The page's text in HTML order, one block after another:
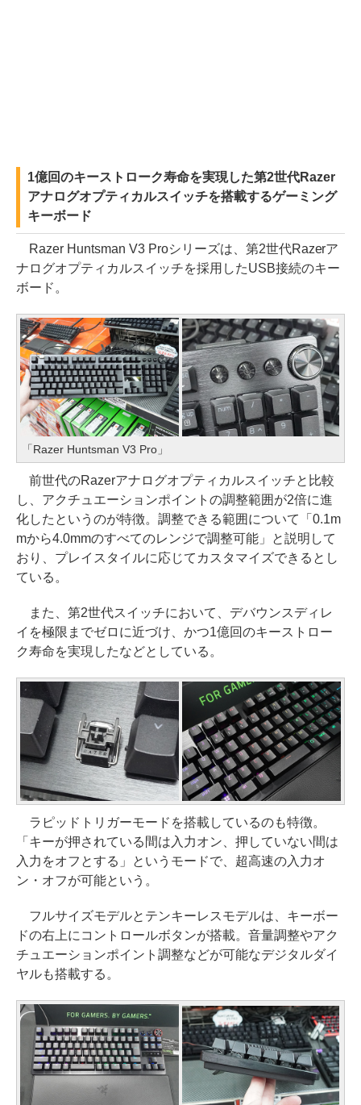
1億回のキーストローク寿命を実現した第2世代Razer
アナログオプティカルスイッチを搭載するゲーミング
キーボード
Razer Huntsman V3 Proシリーズは、第2世代Razerア
ナログオプティカルスイッチを採用したUSB接続のキー
ボード。
「Razer Huntsman V3 Pro」
前世代のRazerアナログオプティカルスイッチと比較
し、アクチュエーションポイントの調整範囲が2倍に進
化したというのが特徴。調整できる範囲について「0.1m
mから4.0mmのすべてのレンジで調整可能」と説明して
おり、プレイスタイルに応じてカスタマイズできるとし
ている。
また、第2世代スイッチにおいて、デバウンスディレ
イを極限までゼロに近づけ、かつ1億回のキーストロー
ク寿命を実現したなどとしている。
ラピッドトリガーモードを搭載しているのも特徴。
「キーが押されている間は入力オン、押していない間は
入力をオフとする」というモードで、超高速の入力オ
ン・オフが可能という。
フルサイズモデルとテンキーレスモデルは、キーボー
ドの右上にコントロールボタンが搭載。音量調整やアク
チュエーションポイント調整などが可能なデジタルダイ
ヤルも搭載する。